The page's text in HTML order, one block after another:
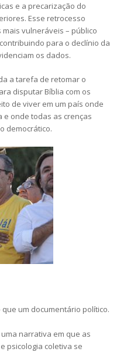
e a precarização do
Esse retrocesso
vulneráveis – público
para o declínio da
os dados.
a tarefa de retomar o
disputar Bíblia com os
de viver em um país onde
e onde todas as crenças
democrático.
um documentário político.
narrativa em que as
psicologia coletiva se